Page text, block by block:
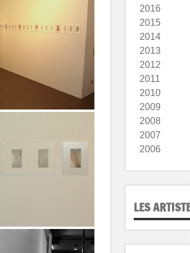
2016
2015
2014
2013
2012
2011
2010
2009
2008
2007
2006
LES